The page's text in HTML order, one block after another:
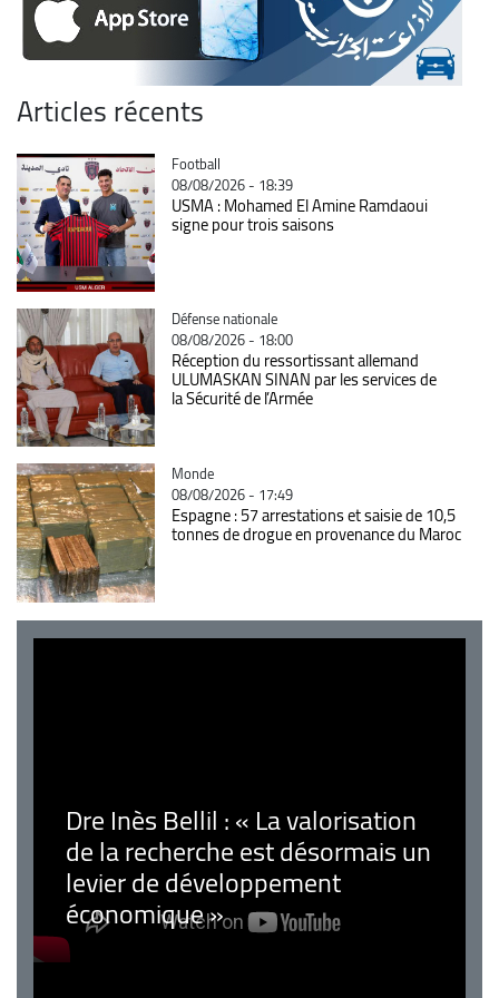
Articles récents
Catégorie
Football
08/08/2026 - 18:39
USMA : Mohamed El Amine Ramdaoui
signe pour trois saisons
Catégorie
Défense nationale
08/08/2026 - 18:00
Réception du ressortissant allemand
ULUMASKAN SINAN par les services de
la Sécurité de l’Armée
Catégorie
Monde
08/08/2026 - 17:49
Espagne : 57 arrestations et saisie de 10,5
tonnes de drogue en provenance du Maroc
Dre Inès Bellil : « La valorisation
de la recherche est désormais un
levier de développement
économique »